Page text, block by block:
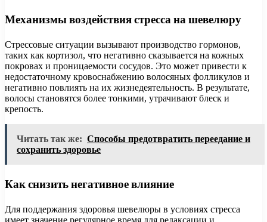
Механизмы воздействия стресса на шевелюру
Стрессовые ситуации вызывают производство гормонов,
таких как кортизол, что негативно сказывается на кожных
покровах и проницаемости сосудов. Это может привести к
недостаточному кровоснабжению волосяных фолликулов и
негативно повлиять на их жизнедеятельность. В результате,
волосы становятся более тонкими, утрачивают блеск и
крепость.
Читать так же: Способы предотвратить переедание и
сохранить здоровье
Как снизить негативное влияние
Для поддержания здоровья шевелюры в условиях стресса